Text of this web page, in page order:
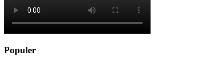
Populer